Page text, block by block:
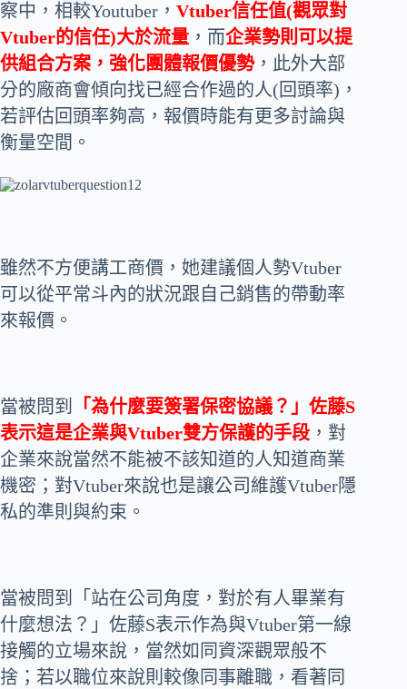
察中，相較Youtuber， Vtuber信任值(觀眾對
Vtuber的信任)大於流量 ，而企業勢則可以提
供組合方案，強化團體報價優勢，此外大部
分的廠商會傾向找已經合作過的人(回頭率)，
若評估回頭率夠高，報價時能有更多討論與
衡量空間。
雖然不方便講工商價，她建議個人勢Vtuber
可以從平常斗內的狀況跟自己銷售的帶動率
來報價。
當被問到
「為什麼要簽署保密協議？」佐藤S
表示這是企業與Vtuber雙方保護的手段，對
企業來說當然不能被不該知道的人知道商業
機密；對Vtuber來說也是讓公司維護Vtuber隱
私的準則與約束。
當被問到「站在公司角度，對於有人畢業有
什麼想法？」佐藤S表示作為與Vtuber第一線
接觸的立場來說，當然如同資深觀眾般不
捨；若以職位來說則較像同事離職，看著同